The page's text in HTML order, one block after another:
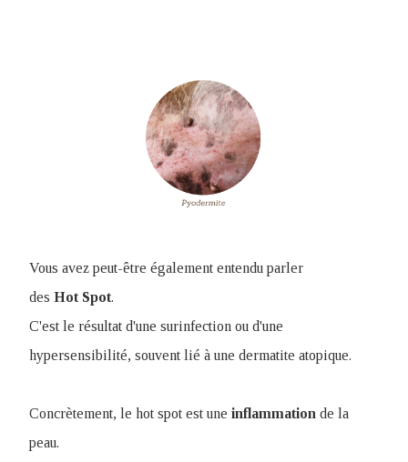
Vous avez peut-être également entendu parler
des Hot Spot.
C'est le résultat d'une surinfection ou d'une
hypersensibilité, souvent lié à une dermatite atopique.
Concrètement, le hot spot est une inflammation de la
peau.